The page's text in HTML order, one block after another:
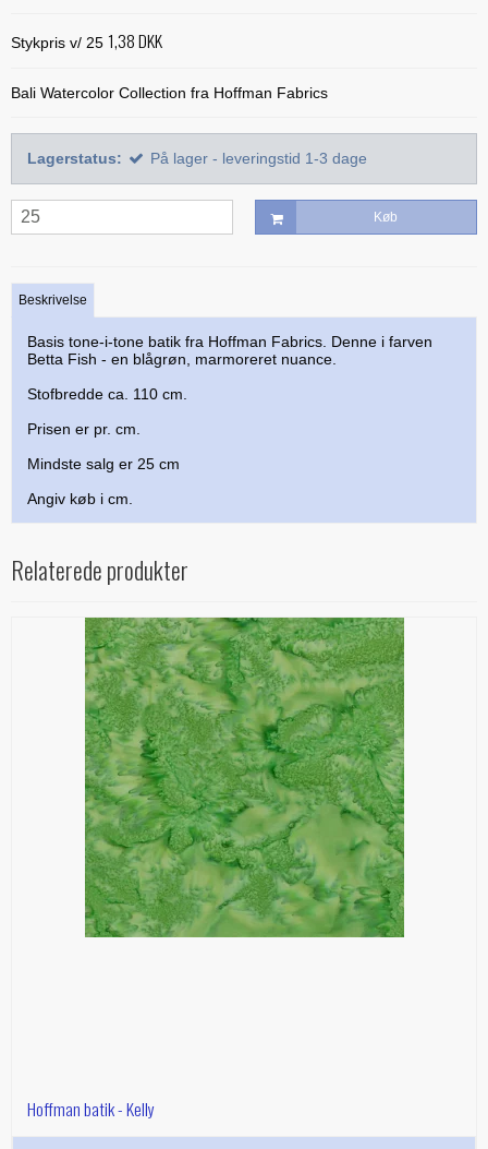
Treasure Håndquiltetråd
Diverse tråde
Indlægsstoffer
Bøger med 'Jelly Rolls'
Julebøger
Paper/foundation piecing
Quiltning
Alle mønstre
Applikation
BeColourful - Jacqueline de Jonge
Mønstre til stamps
Nyt og anderledes
Skabeloner og linealer
Alle skabeloner og linealer
Buede former
Creative Grids
Diverse skabeloner
Marti Michell skabeloner
Phillips Fiber Art
Studio 180 Design
Quilting
Bøger om quiltning
Div. tilbehør til quiltning
Quiltemønstre
Taskemønstre og -tilbehør
Taskemønstre
Lynlåse
Mesh og fold-over elastik
Indlægsstoffer og mellemfoer til tasker
Materialer til masker/mundbind
Kork og kunstlæder
Stykpris v/ 25 1,38 DKK
Bali Watercolor Collection fra Hoffman Fabrics
Lagerstatus: På lager - leveringstid 1-3 dage
Køb
Beskrivelse
Basis tone-i-tone batik fra Hoffman Fabrics. Denne i farven
Betta Fish - en blågrøn, marmoreret nuance.
Stofbredde ca. 110 cm.
Prisen er pr. cm.
Mindste salg er 25 cm
Angiv køb i cm.
Relaterede produkter
Hoffman batik - Kelly